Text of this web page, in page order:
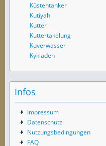
Küstentanker
Kutiyah
Kutter
Kuttertakelung
Kuverwasser
Kykladen
Infos
Impressum
Datenschutz
Nutzungsbedingungen
FAQ